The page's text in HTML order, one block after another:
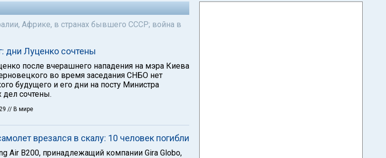
Африке, в странах бывшего СССР; война в
дни Луценко сочтены
после вчерашнего нападения на мэра Киева
во время заседания СНБО нет
будущего и его дни на посту Министра
дел сочтены.
// В мире
врезался в скалу: 10 человек погибли
Air B200, принадлежащий компании Gira Globo,